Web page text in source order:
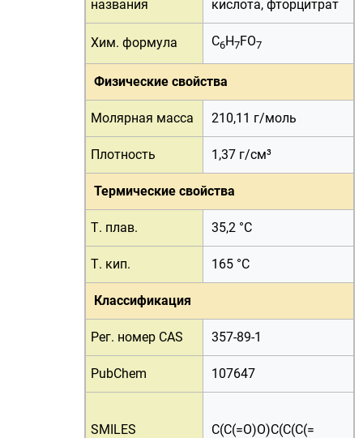
названия
кислота, фторцитрат
Хим. формула С6H7FO7
Физические свойства
Молярная масса 210,11 г/моль
Плотность 1,37 г/см³
Термические свойства
Т. плав. 35,2 °C
Т. кип. 165 °C
Классификация
Рег. номер CAS 357-89-1
PubChem 107647
SMILES
C(C(=O)O)C(C(C(=